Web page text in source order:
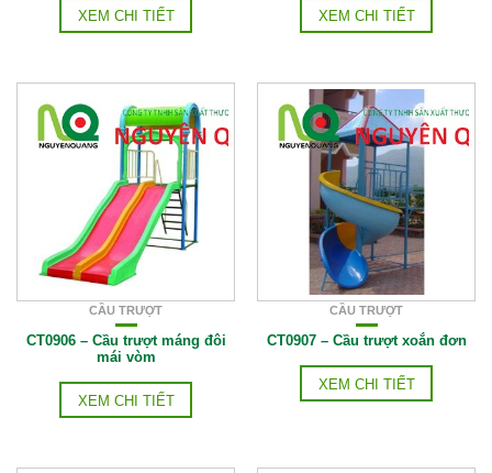
XEM CHI TIẾT XEM CHI TIẾT
CẦU TRƯỢT
CT0906 – Cầu trượt máng đôi
mái vòm
XEM CHI TIẾT
CẦU TRƯỢT
CT0907 – Cầu trượt xoắn đơn
XEM CHI TIẾT